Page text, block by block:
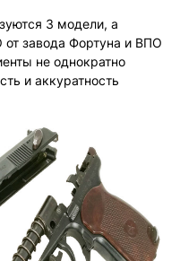
3 модели, а
завода Фортуна и ВПО
не однократно
и аккуратность